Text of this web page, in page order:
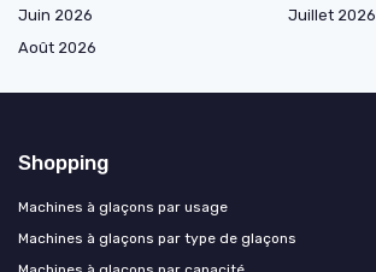
Juin 2026
Juillet 2026
Août 2026
Shopping
Machines à glaçons par usage
Machines à glaçons par type de glaçons